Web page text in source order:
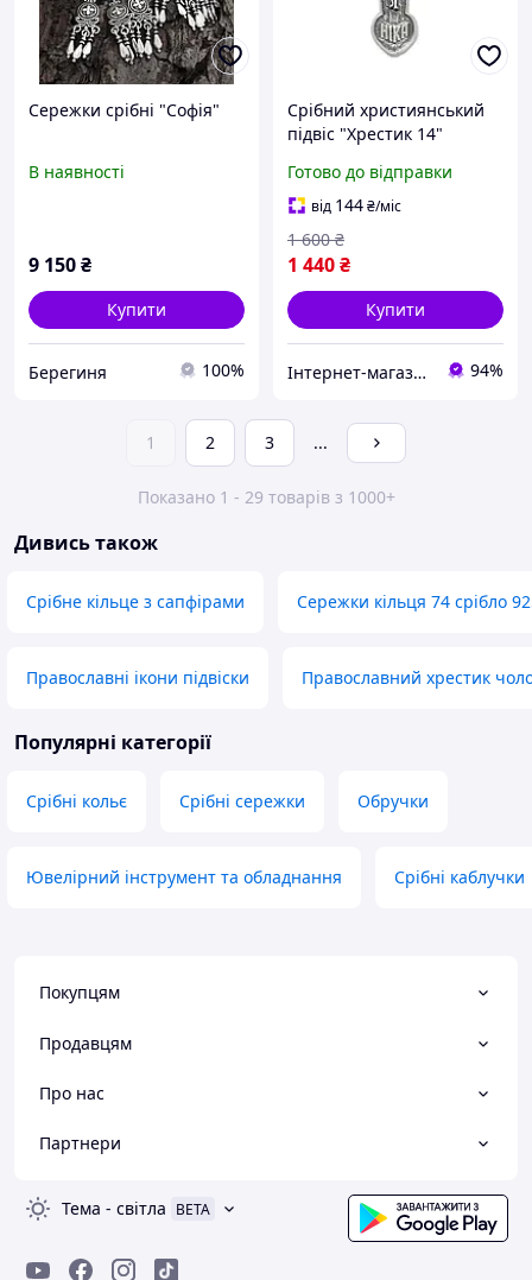
Сережки срібні "Софія"
В наявності
9 150₴
Купити
Берегиня 100%
Срібний християнський
підвіс "Хрестик 14"
Готово до відправки
від 144₴/міс
1 440₴
1 600 ₴
Купити
Інтернет-магазин срібних прикрас "Талісман" 94%
1 2 3 ...
Показано 1 - 29 товарів з 1000+
Дивись також
Срібне кільце з сапфірами Сережки кільця 74 срібло
Православні ікони підвіски Православний хрестик
Популярні категорії
Срібні кольє Срібні сережки Обручки
Ювелірний інструмент та обладнання Срібні каблучки
Покупцям
Продавцям
Про нас
Партнери
Тема - світла BETA